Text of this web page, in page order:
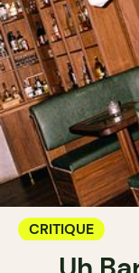
CRITIQUE